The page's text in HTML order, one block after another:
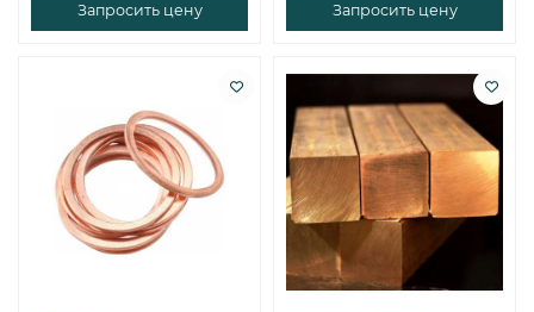
Запросить цену Запросить цену